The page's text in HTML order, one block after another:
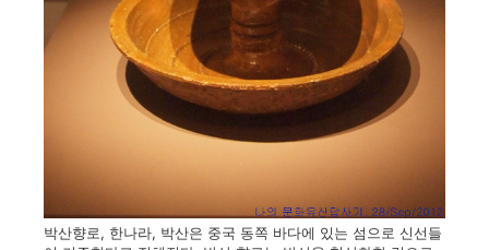
박산향로, 한나라, 박산은 중국 동쪽 바다에 있는 섬으로 신선들